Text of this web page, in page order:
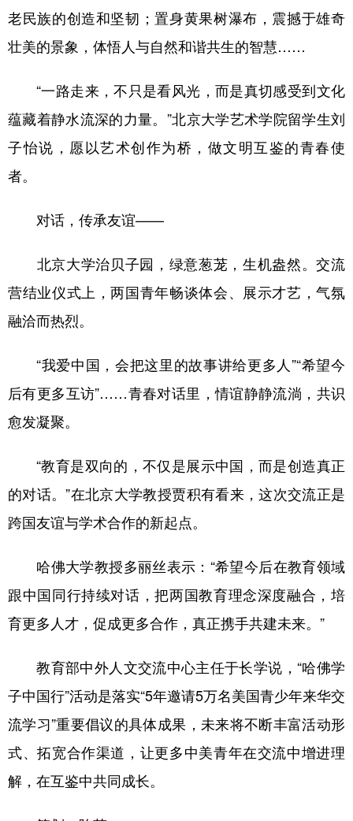
老民族的创造和坚韧；置身黄果树瀑布，震撼于雄奇
壮美的景象，体悟人与自然和谐共生的智慧……
“一路走来，不只是看风光，而是真切感受到文化
蕴藏着静水流深的力量。”北京大学艺术学院留学生刘
子怡说，愿以艺术创作为桥，做文明互鉴的青春使
者。
对话，传承友谊——
北京大学治贝子园，绿意葱茏，生机盎然。交流
营结业仪式上，两国青年畅谈体会、展示才艺，气氛
融洽而热烈。
“我爱中国，会把这里的故事讲给更多人”“希望今
后有更多互访”……青春对话里，情谊静静流淌，共识
愈发凝聚。
“教育是双向的，不仅是展示中国，而是创造真正
的对话。”在北京大学教授贾积有看来，这次交流正是
跨国友谊与学术合作的新起点。
哈佛大学教授多丽丝表示：“希望今后在教育领域
跟中国同行持续对话，把两国教育理念深度融合，培
育更多人才，促成更多合作，真正携手共建未来。”
教育部中外人文交流中心主任于长学说，“哈佛学
子中国行”活动是落实“5年邀请5万名美国青少年来华交
流学习”重要倡议的具体成果，未来将不断丰富活动形
式、拓宽合作渠道，让更多中美青年在交流中增进理
解，在互鉴中共同成长。